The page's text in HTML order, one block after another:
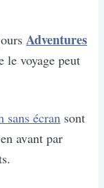
Adventures
le voyage peut
sans écran sont
avant par